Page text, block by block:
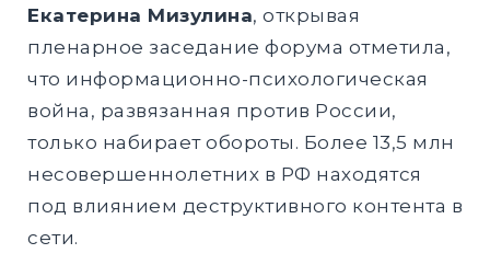
Екатерина Мизулина, открывая
пленарное заседание форума отметила,
что информационно-психологическая
война, развязанная против России,
только набирает обороты. Более 13,5 млн
несовершеннолетних в РФ находятся
под влиянием деструктивного контента в
сети.